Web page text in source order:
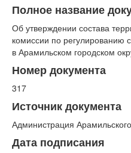
Полное название
Об утверждении состава
комиссии по регулированию
в Арамильском городском
Номер документа
317
Источник документа
Администрация Арамильского
Дата подписания